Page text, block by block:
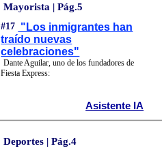
Mayorista | Pág.5
#17 "Los inmigrantes han
traído nuevas
celebraciones"
Dante Aguilar, uno de los fundadores de
Fiesta Express:
Asistente IA
Deportes | Pág.4